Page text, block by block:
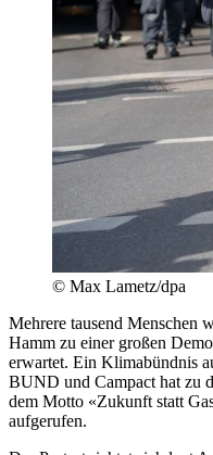
© Max Lametz/dpa
Mehrere tausend Menschen
Hamm zu einer großen
erwartet. Ein Klimabündnis
BUND und Campact hat zu
dem Motto «Zukunft statt
aufgerufen.